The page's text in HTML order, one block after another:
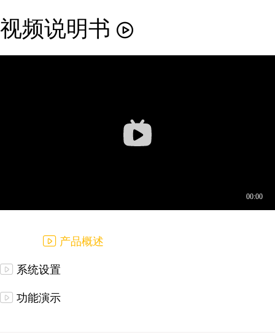
视频说明书
产品概述
系统设置
功能演示